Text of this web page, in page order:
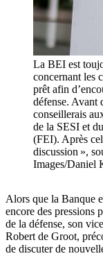
La BEI est
concernant les
prêt afin
défense. Avant
conseillerais
de la SESI et
(FEI). Après
discussion »,
Images/Daniel
Alors que la Banque
encore des pressions
de la défense, son
Robert de Groot,
de discuter de